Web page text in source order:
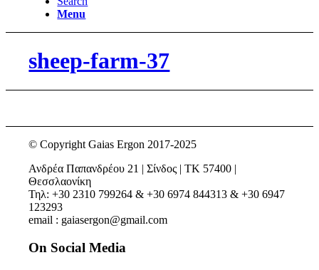
Menu
sheep-farm-37
© Copyright Gaias Ergon 2017-2025
Ανδρέα Παπανδρέου 21 | Σίνδος | ΤΚ 57400 |
Θεσσλαονίκη
Τηλ: +30 2310 799264 & +30 6974 844313 & +30 6947
123293
email : gaiasergon@gmail.com
On Social Media